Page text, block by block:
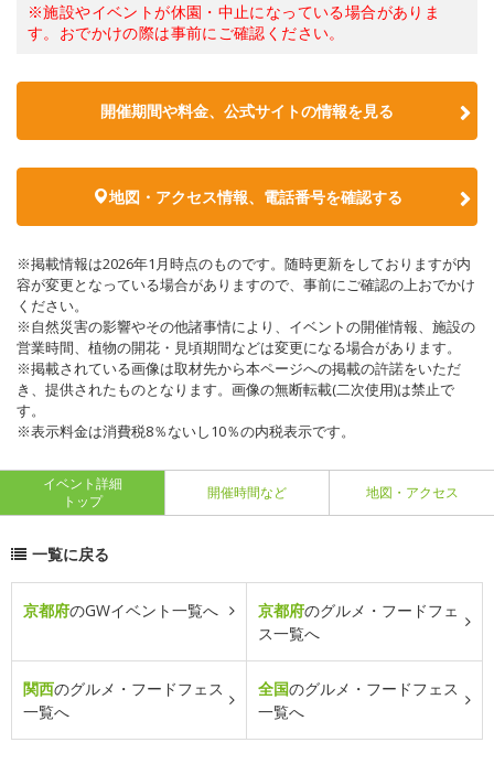
※施設やイベントが休園・中止になっている場合がありま
す。おでかけの際は事前にご確認ください。
開催期間や料金、公式サイトの情報を見る
地図・アクセス情報、電話番号を確認する
※掲載情報は2026年1月時点のものです。随時更新をしておりますが内
容が変更となっている場合がありますので、事前にご確認の上おでかけ
ください。
※自然災害の影響やその他諸事情により、イベントの開催情報、施設の
営業時間、植物の開花・見頃期間などは変更になる場合があります。
※掲載されている画像は取材先から本ページへの掲載の許諾をいただ
き、提供されたものとなります。画像の無断転載(二次使用)は禁止で
す。
※表示料金は消費税8％ないし10％の内税表示です。
イベント詳細
トップ
開催時間など 地図・アクセス
一覧に戻る
京都府のGWイベント一覧へ 京都府のグルメ・フードフェ
ス一覧へ
関西のグルメ・フードフェス
一覧へ
全国のグルメ・フードフェス
一覧へ